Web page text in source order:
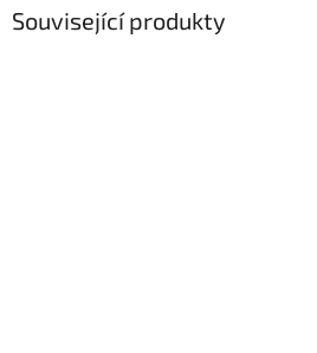
Související produkty